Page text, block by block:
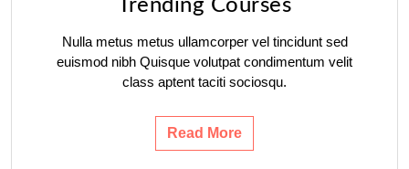
Trending Courses
Nulla metus metus ullamcorper vel tincidunt sed
euismod nibh Quisque volutpat condimentum velit
class aptent taciti sociosqu.
Read More